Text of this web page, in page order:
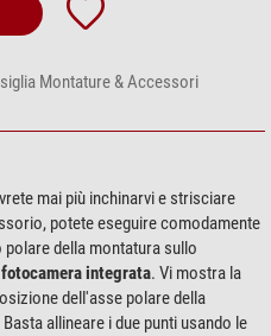
Montature & Accessori
mai più inchinarvi e strisciare
potete eseguire comodamente
polare della montatura sullo
fotocamera integrata. Vi mostra la
dell'asse polare della
allineare i due punti usando le